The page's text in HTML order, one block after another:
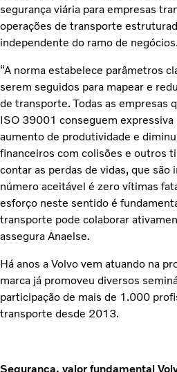
segurança viária para empresas
operações de transporte
independente do ramo de negócios.
“A norma estabelece parâmetros
serem seguidos para mapear e
de transporte. Todas as empresas
ISO 39001 conseguem expressiva
aumento de produtividade e
financeiros com colisões e outros
contar as perdas de vidas, que são
número aceitável é zero vítimas
esforço neste sentido é
transporte pode colaborar
assegura Anaelse.
Há anos a Volvo vem atuando na
marca já promoveu diversos
participação de mais de 1.000
transporte desde 2013.
Segurança, valor fundamental